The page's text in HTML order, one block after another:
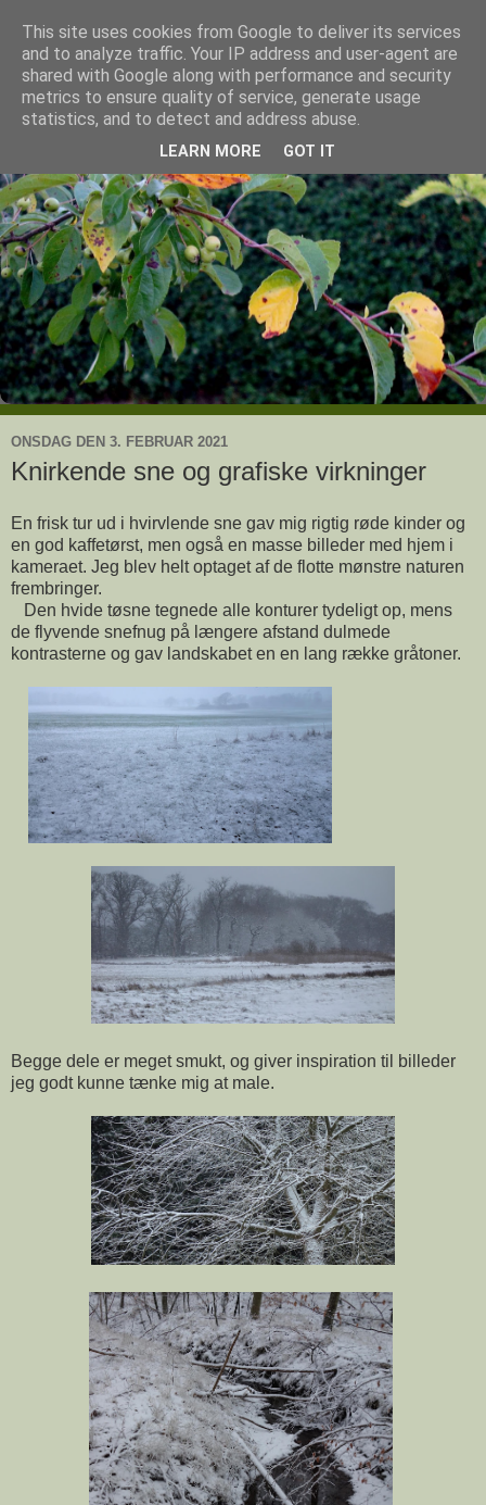
Ullas have
- en knoldesparkers betragtninger
ONSDAG DEN 3. FEBRUAR 2021
Knirkende sne og grafiske virkninger
En frisk tur ud i hvirvlende sne gav mig rigtig røde kinder og
en god kaffetørst, men også en masse billeder med hjem i
kameraet. Jeg blev helt optaget af de flotte mønstre naturen
frembringer.
Den hvide tøsne tegnede alle konturer tydeligt op, mens
de flyvende snefnug på længere afstand dulmede
kontrasterne og gav landskabet en en lang række gråtoner.
Begge dele er meget smukt, og giver inspiration til billeder
jeg godt kunne tænke mig at male.
This site uses cookies from Google to deliver its services
and to analyze traffic. Your IP address and user-agent are
shared with Google along with performance and security
metrics to ensure quality of service, generate usage
statistics, and to detect and address abuse.
LEARN MORE GOT IT